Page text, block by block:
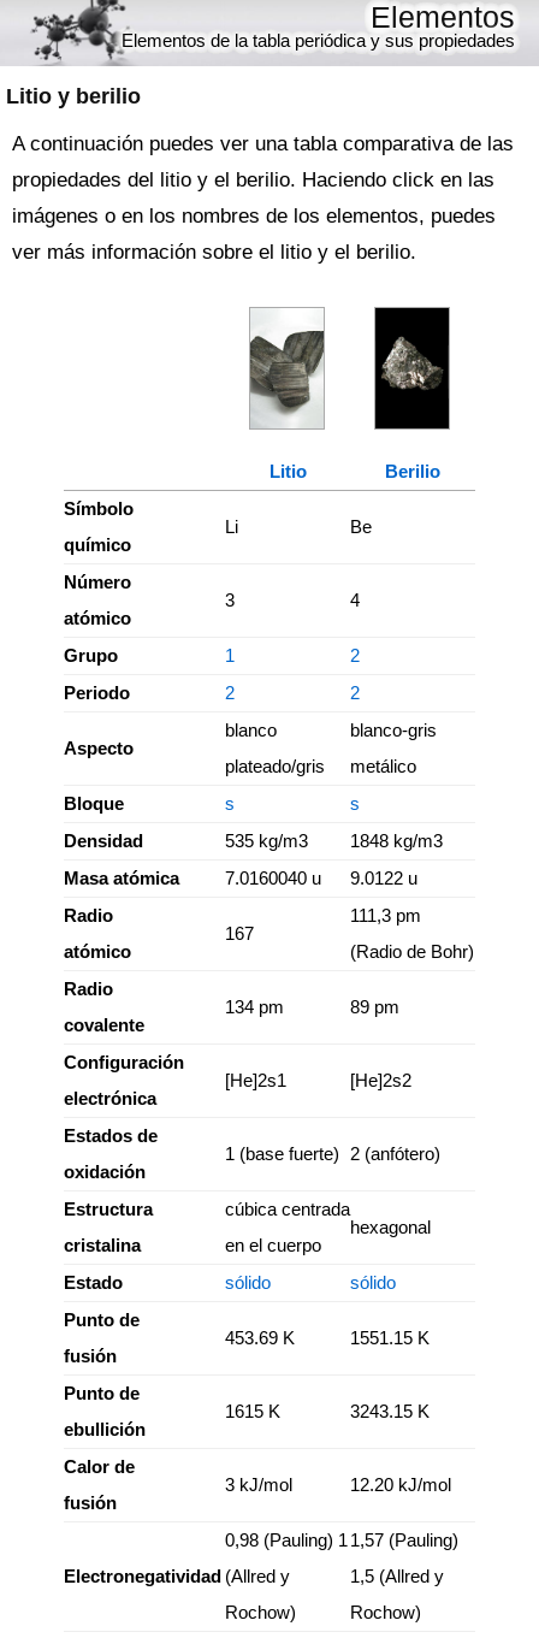
Litio y berilio
Elementos
Elementos de la tabla periódica y sus propiedades
A continuación puedes ver una tabla comparativa de las
propiedades del litio y el berilio. Haciendo click en las
imágenes o en los nombres de los elementos, puedes
ver más información sobre el litio y el berilio.
Litio
Berilio
Símbolo
químico
Li Be
Número
atómico
3 4
Grupo 1
2
Periodo
2 2
Aspecto
blanco
plateado/gris
blanco-gris
metálico
Bloque
s
s
Densidad
535 kg/m3
1848 kg/m3
Masa atómica
7.0160040 u
9.0122 u
Radio
atómico
167
111,3 pm
(Radio de Bohr)
Radio
covalente
134 pm 89 pm
Configuración
electrónica
[He]2s1 [He]2s2
Estados de
oxidación
1 (base fuerte) 2 (anfótero)
Estructura
cristalina
cúbica centrada
en el cuerpo
hexagonal
Estado sólido
sólido
Punto de
fusión
453.69 K 1551.15 K
Punto de
ebullición
1615 K 3243.15 K
Calor de
fusión
3 kJ/mol 12.20 kJ/mol
Electronegatividad
0,98 (Pauling) 1
(Allred y
Rochow)
1,57 (Pauling)
1,5 (Allred y
Rochow)